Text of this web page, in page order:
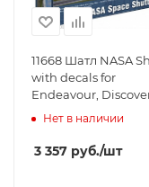
11668 Шатл NASA
with decals for
Endeavour,
Atlantis, Enterprise
Нет в наличии
3 357 руб./шт